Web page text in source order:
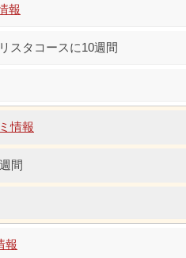
報
スタコースに10週間
情報
間
報